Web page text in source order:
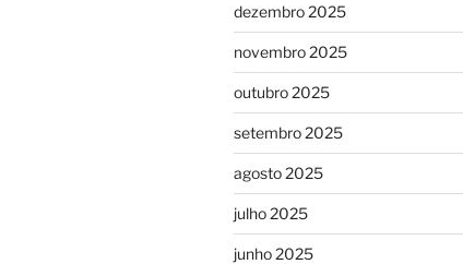
dezembro 2025
novembro 2025
outubro 2025
setembro 2025
agosto 2025
julho 2025
junho 2025